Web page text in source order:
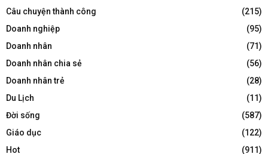
Câu chuyện thành công
(215)
Doanh nghiệp
(95)
Doanh nhân
(71)
Doanh nhân chia sẻ
(56)
Doanh nhân trẻ
(28)
Du Lịch
(11)
Đời sống
(587)
Giáo dục
(122)
Hot
(911)